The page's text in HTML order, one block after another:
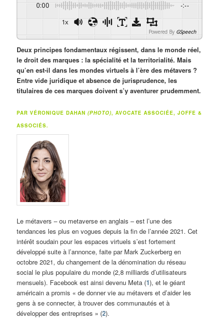
0:00 -:--
1x
Powered By GSpeech
Deux principes fondamentaux régissent, dans le monde réel,
le droit des marques : la spécialité et la territorialité. Mais
qu’en est-il dans les mondes virtuels à l’ère des métavers ?
Entre vide juridique et absence de jurisprudence, les
titulaires de ces marques doivent s’y aventurer prudemment.
PAR VÉRONIQUE DAHAN(PHOTO), AVOCATE ASSOCIÉE, JOFFE &
ASSOCIÉS.
Le métavers – ou metaverse en anglais – est l’une des
tendances les plus en vogues depuis la fin de l’année 2021. Cet
intérêt soudain pour les espaces virtuels s’est fortement
développé suite à l’annonce, faite par Mark Zuckerberg en
octobre 2021, du changement de la dénomination du réseau
social le plus populaire du monde (2,8 milliards d’utilisateurs
mensuels). Facebook est ainsi devenu Meta (1), et le géant
américain a promis « de donner vie au métavers et d’aider les
gens à se connecter, à trouver des communautés et à
développer des entreprises » (2).